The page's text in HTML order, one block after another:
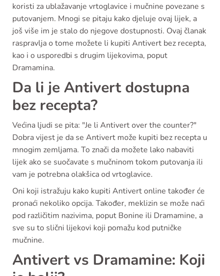
koristi za ublažavanje vrtoglavice i mučnine povezane s
putovanjem. Mnogi se pitaju kako djeluje ovaj lijek, a
još više im je stalo do njegove dostupnosti. Ovaj članak
raspravlja o tome možete li kupiti Antivert bez recepta,
kao i o usporedbi s drugim lijekovima, poput
Dramamina.
Da li je Antivert dostupna
bez recepta?
Većina ljudi se pita: "Je li Antivert over the counter?"
Dobra vijest je da se Antivert može kupiti bez recepta u
mnogim zemljama. To znači da možete lako nabaviti
lijek ako se suočavate s mučninom tokom putovanja ili
vam je potrebna olakšica od vrtoglavice.
Oni koji istražuju kako kupiti Antivert online također će
pronaći nekoliko opcija. Također, meklizin se može naći
pod različitim nazivima, poput Bonine ili Dramamine, a
sve su to slični lijekovi koji pomažu kod putničke
mučnine.
Antivert vs Dramamine: Koji